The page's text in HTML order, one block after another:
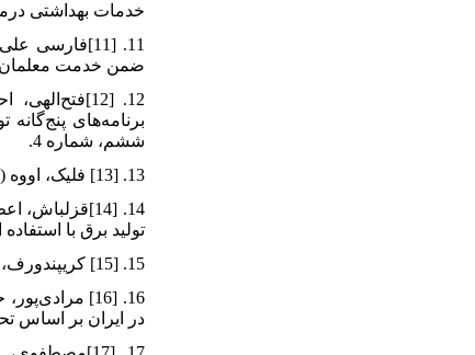
خدمات بهداشتی
ضمن خدمت معلمان
برنامه‌های
ششم، شماره 4.
13. [13] فلیک، اووه (1396)، درآمدی بر تحقیق کیفی، ترجمه هادی جلیلی، تهران، نشر نی.
تولید برق با
15. [15] کریپندورف، کلوس، (1393)، تحلیل محتوا: مبانی روش‌شناسی، ترجمه هوشنگ نایبی، چاپ هفتم، تهران، نشر نی.
در ایران بر اساس